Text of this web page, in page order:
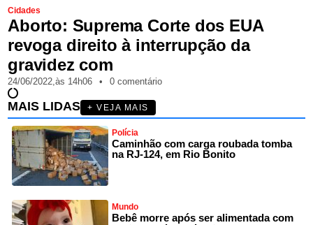
Cidades
Aborto: Suprema Corte dos EUA
revoga direito à interrupção da
gravidez com
24/06/2022,às 14h06 • 0 comentário
MAIS LIDAS + VEJA MAIS
Polícia
Caminhão com carga roubada tomba
na RJ-124, em Rio Bonito
Mundo
Bebê morre após ser alimentada com